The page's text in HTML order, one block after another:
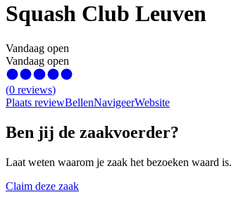
Squash Club Leuven
Vandaag open
Vandaag open
(0 reviews)
Plaats reviewBellenNavigeerWebsite
Ben jij de zaakvoerder?
Laat weten waarom je zaak het bezoeken waard is.
Claim deze zaak